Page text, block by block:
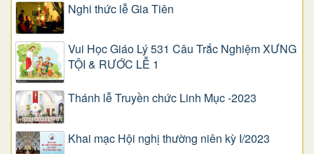
Nghi thức lễ Gia Tiên
Vui Học Giáo Lý 531 Câu Trắc Nghiệm XƯNG
TỘI & RƯỚC LỄ 1
Thánh lễ Truyền chức Linh Mục -2023
Khai mạc Hội nghị thường niên kỳ I/2023